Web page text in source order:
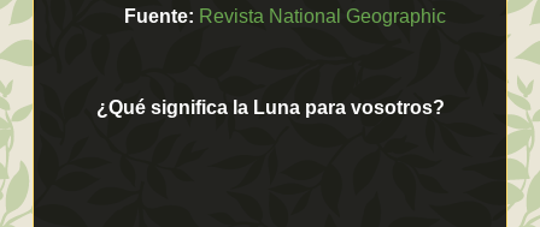
Fuente: Revista National Geographic
¿Qué significa la Luna para vosotros?